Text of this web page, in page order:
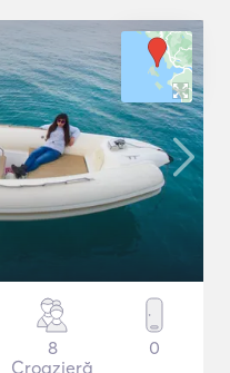
8
Croazieră
0